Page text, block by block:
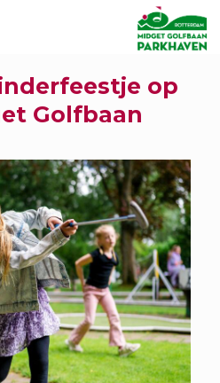
op
Golfbaan!